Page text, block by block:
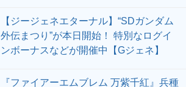
【ジージェネエターナル】“SDガンダム
外伝まつり”が本日開始！ 特別なログイ
ンボーナスなどが開催中【Gジェネ】
『ファイアーエムブレム 万紫千紅』兵種